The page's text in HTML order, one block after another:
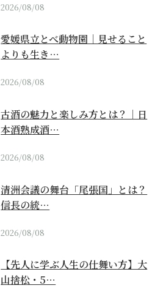
2026/08/08
愛媛県立とべ動物園｜見せること
よりも生き…
2026/08/08
古酒の魅力と楽しみ方とは？｜日
本酒熟成酒…
2026/08/08
清洲会議の舞台「尾張国」とは？
信長の統…
2026/08/08
【先人に学ぶ人生の仕舞い方】大
山捨松・5…